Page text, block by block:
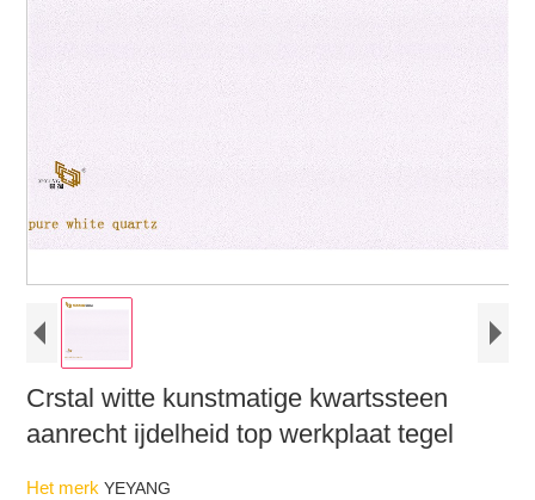
Crstal witte kunstmatige kwartssteen
aanrecht ijdelheid top werkplaat tegel
Het merkYEYANG